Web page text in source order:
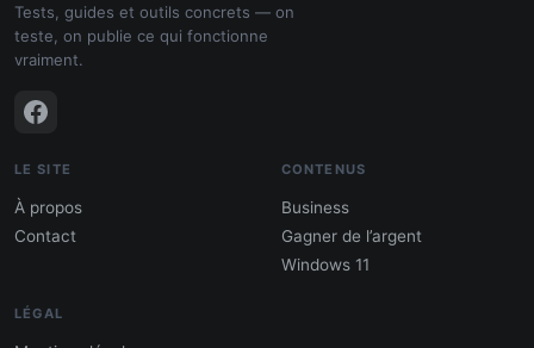
Tests, guides et outils concrets — on
teste, on publie ce qui fonctionne
vraiment.
LE SITE
À propos
Contact
CONTENUS
Business
Gagner de l’argent
Windows 11
LÉGAL